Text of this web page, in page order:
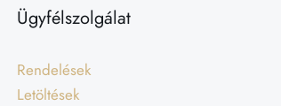
Ügyfélszolgálat
Rendelések
Letöltések